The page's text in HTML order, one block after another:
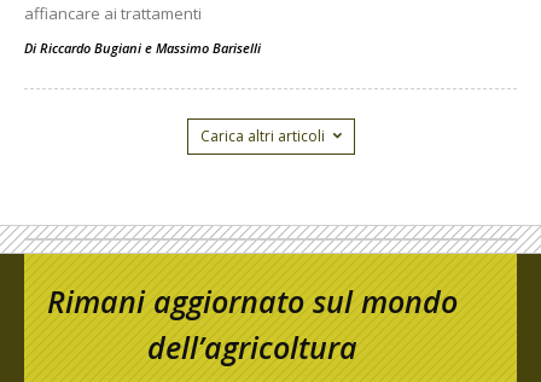
affiancare ai trattamenti
Di Riccardo Bugiani e Massimo Bariselli
Carica altri articoli
Rimani aggiornato sul mondo
dell’agricoltura